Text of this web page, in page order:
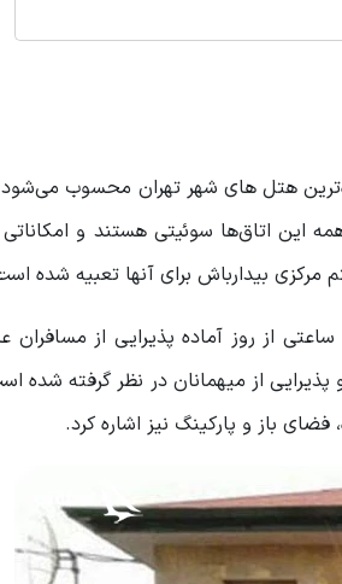
هتل های شهر تهران محسوب
دو و سه دارد. همه این اتاق‌ها سوئیتی هستند و
مرکزی بیدارباش برای آنها تعبیه شده
از روز آماده پذیرایی از مسافران
1500 نفر نیز برای برگزاری مراسم و پذیرایی از میهمانان در نظر گرفته
باز و پارکینگ نیز اشاره کرد.